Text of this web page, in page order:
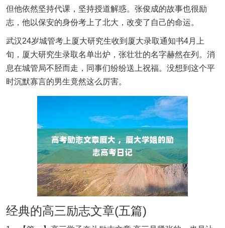
但他依然坚持代课，坚持授道解惑。张俊成的故事也很励
志，他以保安的身份考上了北大，改变了自己的命运。
武汉24岁城管考上厦大研究生收到厦大录取通知书4月上
旬，厦大研究生录取名单出炉，张壮壮的名字赫然在列。消
息在城管局不胫而走，同事们纷纷送上祝福。没想到这个平
时沉默寡言的男生竟然这么厉害。
经典的高三励志文章(五篇)